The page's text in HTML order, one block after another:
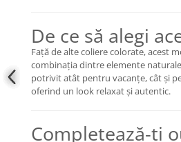
De ce să alegi
Față de alte coliere colorate, acest
combinația dintre elemente
potrivit atât pentru vacanțe, cât și
oferind un look relaxat și autentic.
Completează-ți